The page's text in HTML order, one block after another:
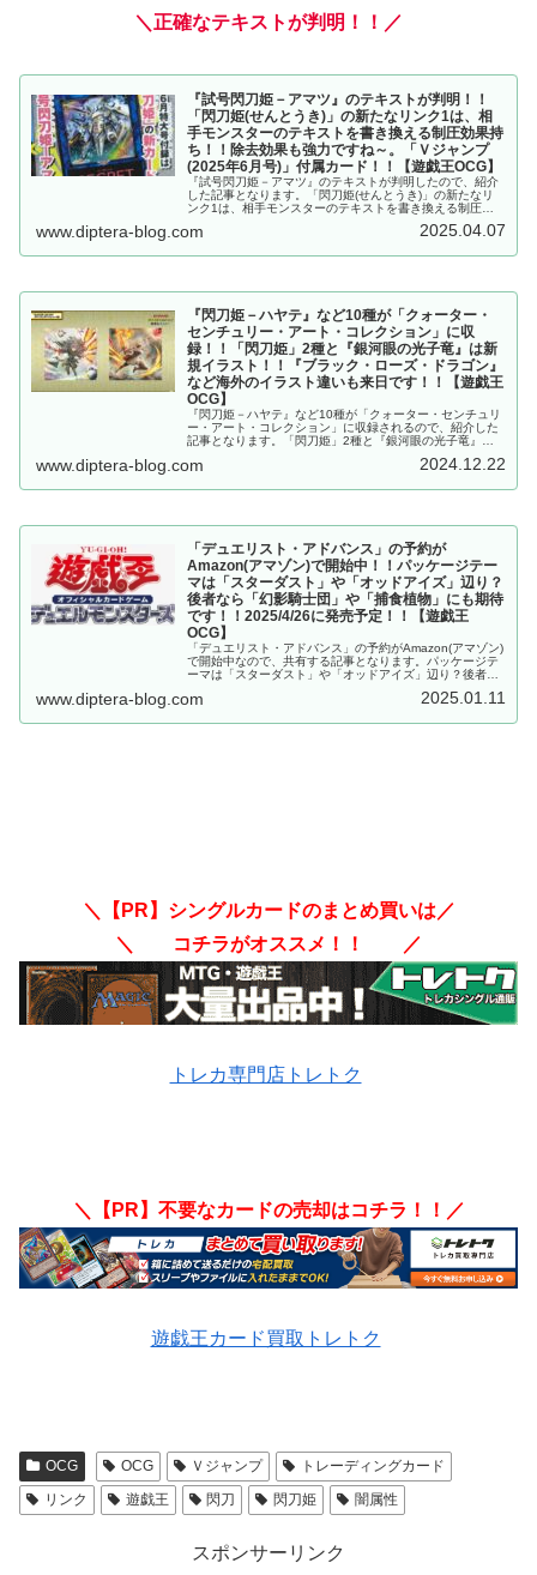
＼正確なテキストが判明！！／
『試号閃刀姫－アマツ』のテキストが判明！！
「閃刀姫(せんとうき)」の新たなリンク1は、相
手モンスターのテキストを書き換える制圧効果持
ち！！除去効果も強力ですね～。「Ｖジャンプ
(2025年6月号)」付属カード！！【遊戯王OCG】
『試号閃刀姫－アマツ』のテキストが判明したので、紹介
した記事となります。「閃刀姫(せんとうき)」の新たなリ
ンク1は、相手モンスターのテキストを書き換える制圧効
年6月号)」付属カード！！【遊戯王OCG】
www.diptera-blog.com 2025.04.07
『閃刀姫－ハヤテ』など10種が「クォーター・
センチュリー・アート・コレクション」に収
録！！「閃刀姫」2種と『銀河眼の光子竜』は新
規イラスト！！『ブラック・ローズ・ドラゴン』
など海外のイラスト違いも来日です！！【遊戯王
OCG】
『閃刀姫－ハヤテ』など10種が「クォーター・センチュリ
ー・アート・コレクション」に収録されるので、紹介した
記事となります。「閃刀姫」2種と『銀河眼の光子竜』は
外のイラスト違いも来日です！！【遊戯王OCG】
www.diptera-blog.com 2024.12.22
「デュエリスト・アドバンス」の予約が
Amazon(アマゾン)で開始中！！パッケージテー
マは「スターダスト」や「オッドアイズ」辺り？
後者なら「幻影騎士団」や「捕食植物」にも期待
です！！2025/4/26に発売予定！！【遊戯王
OCG】
「デュエリスト・アドバンス」の予約がAmazon(アマゾン)
で開始中なので、共有する記事となります。パッケージテ
ーマは「スターダスト」や「オッドアイズ」辺り？後者な
2025/4/26に発売予定！！【遊戯王OCG】
www.diptera-blog.com 2025.01.11
＼【PR】シングルカードのまとめ買いは／
＼ コチラがオススメ！！ ／
トレカ専門店トレトク
＼【PR】不要なカードの売却はコチラ！！／
遊戯王カード買取トレトク
OCG OCG Ｖジャンプ
トレーディングカード
リンク
遊戯王 閃刀 閃刀姫 闇属性
スポンサーリンク